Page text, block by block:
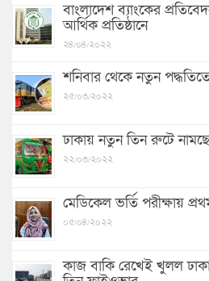
বাংলাদেশ ব্যাংকের
আর্থিক প্রতিষ্ঠানে
২৪/০৪/২০২২
শনিবার থেকে নতুন পদ্ধতিতে
২৫/০৩/২০২২
ঢাকায় নতুন তিন রুটে
২২/০৩/২০২২
মেডিকেল ভর্তি পরীক্ষায়
০৫/০৪/২০২২
কাজ বাকি রেখেই খুলল